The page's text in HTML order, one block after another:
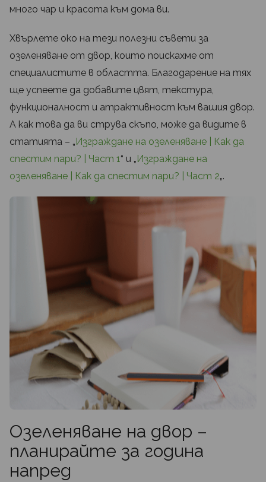
много чар и красота към дома ви.
Хвърлете око на тези полезни съвети за
озеленяване от двор, които поискахме от
специалистите в областта. Благодарение на тях
ще успеете да добавите цвят, текстура,
функционалност и атрактивност към вашия двор.
А как това да ви струва скъпо, може да видите в
статията – „ Изграждане на озеленяване | Как да
спестим пари? | Част 1“ и „ Изграждане на
озеленяване | Как да спестим пари? | Част 2„.
Озеленяване на двор –
планирайте за година
напред